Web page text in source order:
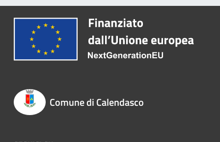
Comune di Calendasco